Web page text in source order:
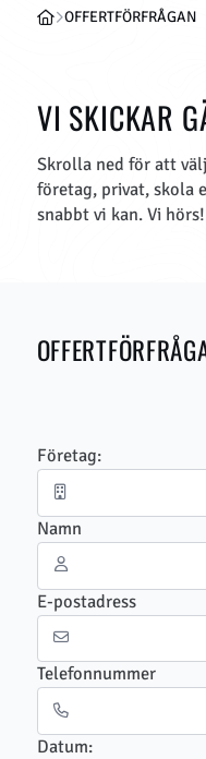
OFFERTFÖRFRÅGAN
VI SKICKAR
Skrolla ned för att
företag, privat, skola
snabbt vi kan. Vi hörs!
Företag:
Namn
E-postadress
Telefonnummer
Datum: